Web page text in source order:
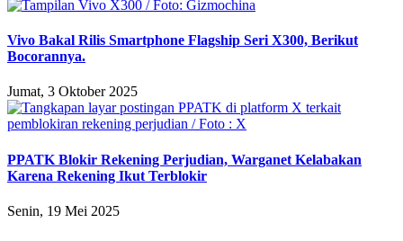
Vivo Bakal Rilis Smartphone Flagship Seri X300, Berikut
Bocorannya.
Jumat, 3 Oktober 2025
PPATK Blokir Rekening Perjudian, Warganet Kelabakan
Karena Rekening Ikut Terblokir
Senin, 19 Mei 2025